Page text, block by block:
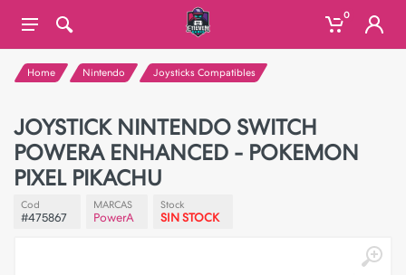
0
Home Nintendo Joysticks Compatibles
JOYSTICK NINTENDO SWITCH
POWERA ENHANCED - POKEMON
PIXEL PIKACHU
Cod
#475867
MARCAS
PowerA
Stock
SIN STOCK